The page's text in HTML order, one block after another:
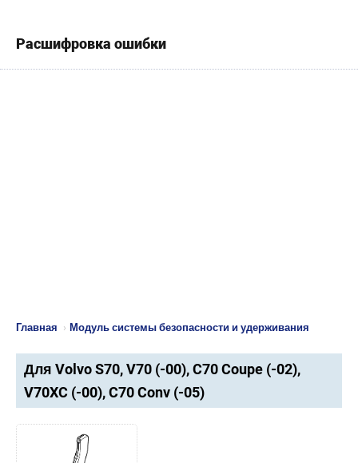
Расшифровка ошибки
Главная › Модуль системы безопасности и удерживания
Для Volvo S70, V70 (-00), C70 Coupe (-02),
V70XC (-00), C70 Conv (-05)